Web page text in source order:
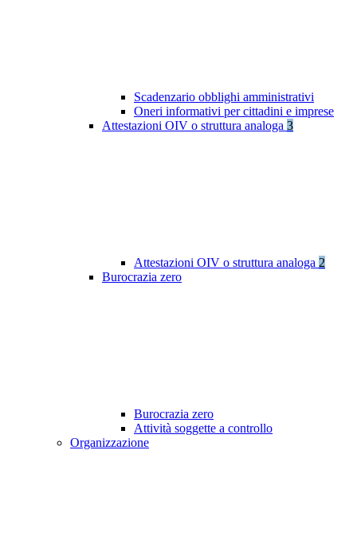
Scadenzario obblighi amministrativi
Oneri informativi per cittadini e imprese
Attestazioni OIV o struttura analoga 3
Attestazioni OIV o struttura analoga 2
Burocrazia zero
Burocrazia zero
Attività soggette a controllo
Organizzazione